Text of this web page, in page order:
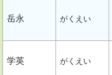
岳永 がくえい
学英 がくえい